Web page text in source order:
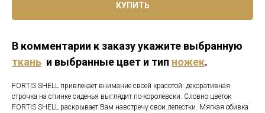
КУПИТЬ
В комментарии к заказу укажите выбранную
ткань и выбранные цвет и тип ножек.
FORTIS SHELL привлекает внимание своей красотой: декоративная
строчка на спинке сиденья выглядит по-королевски. Словно цветок
FORTIS SHELL раскрывает Вам навстречу свои лепестки. Мягкая обивка